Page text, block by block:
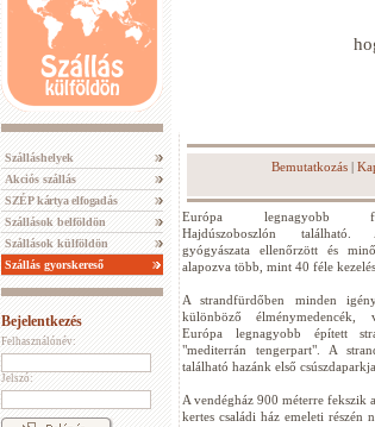
Szálláshelyek
Akciós szállás
SZÉP kártya elfogadás
Szállások belföldön
Szállások külföldön
Szállás gyorskereső
Bejelentkezés
Felhasználónév:
Jelszó:
Bemutatkozás|
Európa legnagyobb
Hajdúszoboszlón
gyógyászata ellenőrzött és
alapozva több, mint 40 féle
A strandfürdőben minden
különböző élménymedencék,
Európa legnagyobb épített
"mediterrán tengerpart". A
található hazánk első
A vendégház 900 méterre fekszik
kertes családi ház emeleti részén